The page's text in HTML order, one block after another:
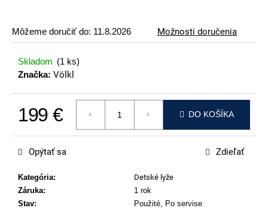
Môžeme doručiť do: 11.8.2026 Možnosti doručenia
Skladom (1 ks)
Značka: Völkl
199 €
Jednotková cena:
DO KOŠÍKA
Kategória:
Detské lyže
Záruka:
1 rok
Stav:
Použité, Po servise
Opýtať sa Zdieľať
o
r
ú
č
e
ATOMIC
REDSTER
J2(SPORT
EDITION)
79